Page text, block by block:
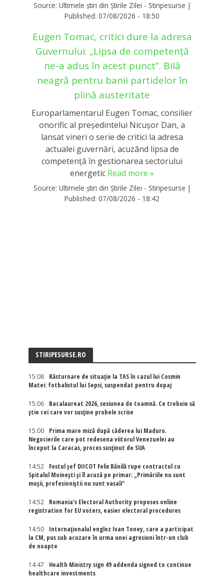
Source: Ultimele știri din Știrile Zilei - Stiripesurse |
Published: 07/08/2026 - 18:50
Eugen Tomac, critici dure la adresa
Guvernului: „Lipsa de competență
ne-a adus în acest punct”. Bilă
neagră pentru banii partidelor în
plină austeritate
Europarlamentarul Eugen Tomac, consilier
onorific al președintelui Nicușor Dan, a
lansat vineri o serie de critici la adresa
actualei guvernări, acuzând lipsa de
competență în gestionarea sectorului
energetic Read more »
Source: Ultimele știri din Știrile Zilei - Stiripesurse |
Published: 07/08/2026 - 18:42
STIRIPESURSE.RO
15:08
Răsturnare de situație la TAS în cazul lui Cosmin
Matei: fotbalistul lui Sepsi, suspendat pentru dopaj
15:06
Bacalaureat 2026, sesiunea de toamnă. Ce trebuie să
știe cei care vor susține probele scrise
15:00
Prima mare miză după căderea lui Maduro.
Negocierile care pot redesena viitorul Venezuelei au
început la Caracas, proces susținut de SUA
14:52
Fostul șef DIICOT Felix Bănilă rupe contractul cu
Spitalul Moinești și îl acuză pe primar: „Primăriile nu sunt
moșii, profesioniștii nu sunt vasali”
14:52
Romania's Electoral Authority proposes online
registration for EU voters, easier electoral procedures
14:50
Internaţionalul englez Ivan Toney, care a participat
la CM, pus sub acuzare în urma unei agresiuni într-un club
de noapte
14:47
Health Ministry sign 49 addenda signed to continue
healthcare investments